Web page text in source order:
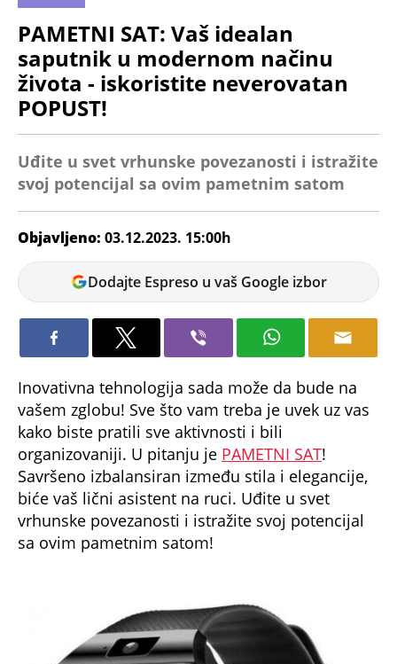
PAMETNI SAT: Vaš idealan
saputnik u modernom načinu
života - iskoristite neverovatan
POPUST!
Uđite u svet vrhunske povezanosti i istražite
svoj potencijal sa ovim pametnim satom
Objavljeno: 03.12.2023. 15:00h
Tatjana
Maksić
Dodajte Espreso u vaš Google izbor
Inovativna tehnologija sada može da bude na
vašem zglobu! Sve što vam treba je uvek uz vas
kako biste pratili sve aktivnosti i bili
organizovaniji. U pitanju je PAMETNI SAT!
Savršeno izbalansiran između stila i elegancije,
biće vaš lični asistent na ruci. Uđite u svet
vrhunske povezanosti i istražite svoj potencijal
sa ovim pametnim satom!